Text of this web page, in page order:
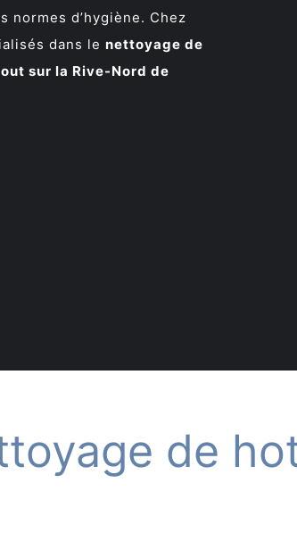
normes d’hygiène. Chez
dans le nettoyage de
sur la Rive-Nord de
de